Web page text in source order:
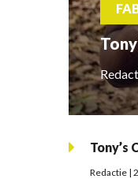
Tony’s
Redactie |